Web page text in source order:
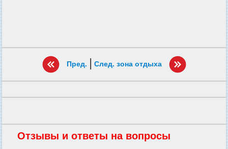
Пред. | След. зона отдыха
Отзывы и ответы на вопросы